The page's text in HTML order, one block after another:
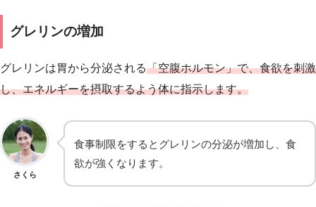
グレリンの増加
グレリンは胃から分泌される「空腹ホルモン」で、食欲を刺激
し、エネルギーを摂取するよう体に指示します。
さくら
食事制限をするとグレリンの分泌が増加し、食
欲が強くなります。